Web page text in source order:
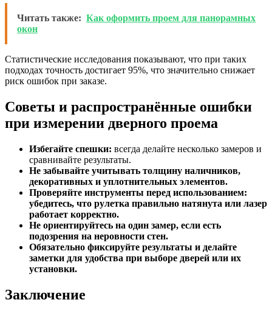
Читать также: Как оформить проем для панорамных
окон
Статистические исследования показывают, что при таких
подходах точность достигает 95%, что значительно снижает
риск ошибок при заказе.
Советы и распространённые ошибки
при измерении дверного проема
Избегайте спешки: всегда делайте несколько замеров и
сравнивайте результаты.
Не забывайте учитывать толщину наличников,
декоративных и уплотнительных элементов.
Проверяйте инструменты перед использованием:
убедитесь, что рулетка правильно натянута или лазер
работает корректно.
Не ориентируйтесь на один замер, если есть
подозрения на неровности стен.
Обязательно фиксируйте результаты и делайте
заметки для удобства при выборе дверей или их
установки.
Заключение